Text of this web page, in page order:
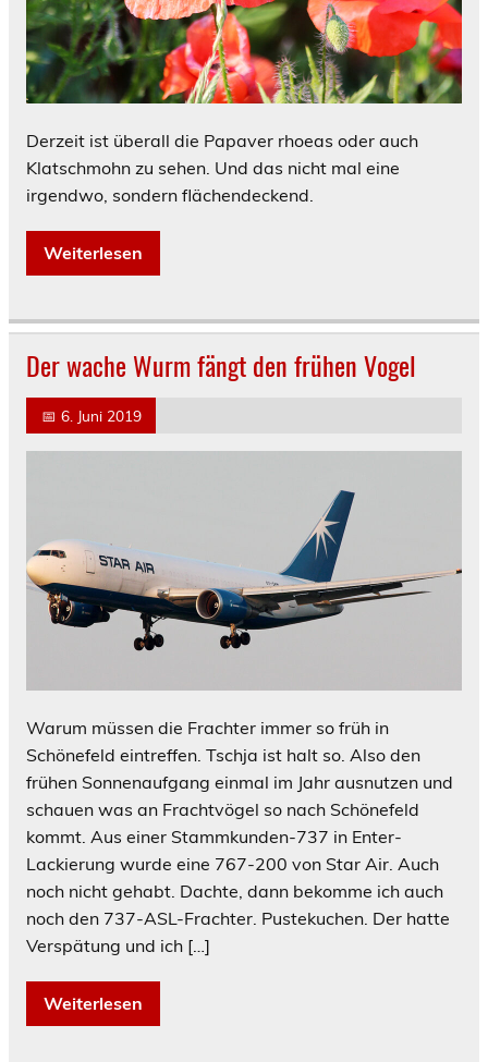
Derzeit ist überall die Papaver rhoeas oder auch
Klatschmohn zu sehen. Und das nicht mal eine
irgendwo, sondern flächendeckend.
Weiterlesen
Der wache Wurm fängt den frühen Vogel
📅 6. Juni 2019
Warum müssen die Frachter immer so früh in
Schönefeld eintreffen. Tschja ist halt so. Also den
frühen Sonnenaufgang einmal im Jahr ausnutzen und
schauen was an Frachtvögel so nach Schönefeld
kommt. Aus einer Stammkunden-737 in Enter-
Lackierung wurde eine 767-200 von Star Air. Auch
noch nicht gehabt. Dachte, dann bekomme ich auch
noch den 737-ASL-Frachter. Pustekuchen. Der hatte
Verspätung und ich […]
Weiterlesen